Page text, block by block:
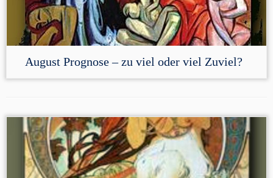
August Prognose – zu viel oder viel Zuviel?